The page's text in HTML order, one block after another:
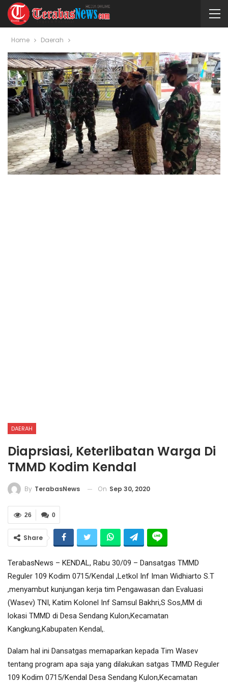
Home Daerah
DAERAH
Diaprsiasi, Keterlibatan Warga Di
TMMD Kodim Kendal
By TerabasNews On Sep 30, 2020
0
26
Share
TerabasNews – KENDAL, Rabu 30/09 – Dansatgas TMMD
Reguler 109 Kodim 0715/Kendal ,Letkol Inf Iman Widhiarto S.T
,menyambut kunjungan kerja tim Pengawasan dan Evaluasi
(Wasev) TNI, Katim Kolonel Inf Samsul Bakhri,S Sos,MM di
lokasi TMMD di Desa Sendang Kulon,Kecamatan
Kangkung,Kabupaten Kendal,.
Dalam hal ini Dansatgas memaparkan kepada Tim Wasev
tentang program apa saja yang dilakukan satgas TMMD Reguler
109 Kodim 0715/Kendal Desa Sendang Kulon,Kecamatan